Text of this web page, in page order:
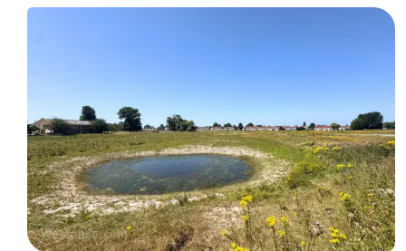
Frühstück)
Strand
Sehen
tun
Museen